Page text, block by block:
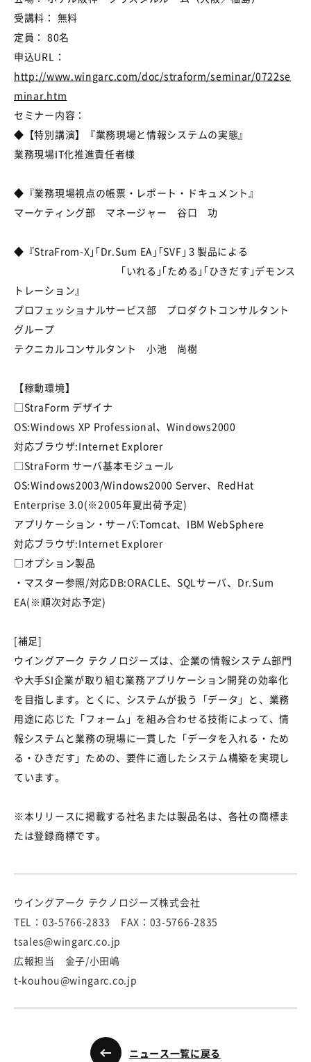
受講料： 無料
定員： 80名
申込URL：
http://www.wingarc.com/doc/straform/seminar/0722se
minar.htm
セミナー内容：
◆【特別講演】『業務現場と情報システムの実態』
業務現場IT化推進責任者様
◆『業務現場視点の帳票・レポート・ドキュメント』
マーケティング部 マネージャー 谷口 功
◆『StraFrom-X｣｢Dr.Sum EA｣｢SVF｣３製品による
「いれる｣｢ためる｣｢ひきだす｣デモンス
トレーション』
プロフェッショナルサービス部 プロダクトコンサルタント
グループ
テクニカルコンサルタント 小池 尚樹
【稼動環境】
□StraForm デザイナ
OS:Windows XP Professional、Windows2000
対応ブラウザ:Internet Explorer
□StraForm サーバ基本モジュール
OS:Windows2003/Windows2000 Server、RedHat
Enterprise 3.0(※2005年夏出荷予定)
アプリケーション・サーバ:Tomcat、IBM WebSphere
対応ブラウザ:Internet Explorer
□オプション製品
・マスター参照/対応DB:ORACLE、SQLサーバ、Dr.Sum
EA(※順次対応予定)
[補足]
ウイングアーク テクノロジーズは、企業の情報システム部門
や大手SI企業が取り組む業務アプリケーション開発の効率化
を目指します。とくに、システムが扱う「データ」と、業務
用途に応じた「フォーム」を組み合わせる技術によって、情
報システムと業務の現場に一貫した「データを入れる・ため
る・ひきだす」ための、要件に適したシステム構築を実現し
ています。
※本リリースに掲載する社名または製品名は、各社の商標ま
たは登録商標です。
ウイングアーク テクノロジーズ株式会社
TEL：03-5766-2833 FAX：03-5766-2835
tsales@wingarc.co.jp
広報担当 金子/小田嶋
t-kouhou@wingarc.co.jp
ニュース一覧に戻る